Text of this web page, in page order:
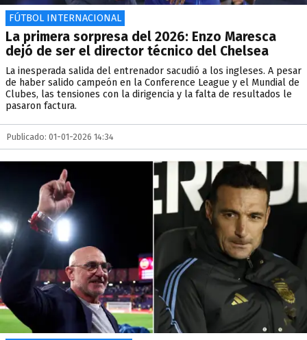
FÚTBOL INTERNACIONAL
La primera sorpresa del 2026: Enzo Maresca
dejó de ser el director técnico del Chelsea
La inesperada salida del entrenador sacudió a los ingleses. A pesar
de haber salido campeón en la Conference League y el Mundial de
Clubes, las tensiones con la dirigencia y la falta de resultados le
pasaron factura.
Publicado: 01-01-2026 14:34